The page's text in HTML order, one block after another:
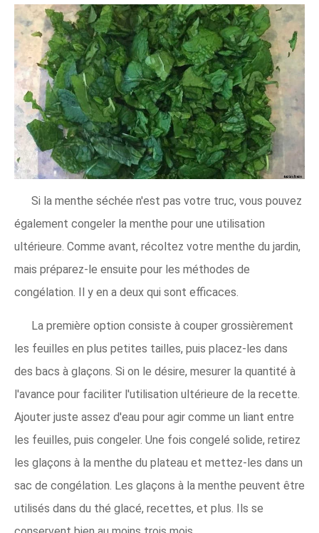
Si la menthe séchée n'est pas votre truc, vous pouvez
également congeler la menthe pour une utilisation
ultérieure. Comme avant, récoltez votre menthe du jardin,
mais préparez-le ensuite pour les méthodes de
congélation. Il y en a deux qui sont efficaces.
La première option consiste à couper grossièrement
les feuilles en plus petites tailles, puis placez-les dans
des bacs à glaçons. Si on le désire, mesurer la quantité à
l'avance pour faciliter l'utilisation ultérieure de la recette.
Ajouter juste assez d'eau pour agir comme un liant entre
les feuilles, puis congeler. Une fois congelé solide, retirez
les glaçons à la menthe du plateau et mettez-les dans un
sac de congélation. Les glaçons à la menthe peuvent être
utilisés dans du thé glacé, recettes, et plus. Ils se